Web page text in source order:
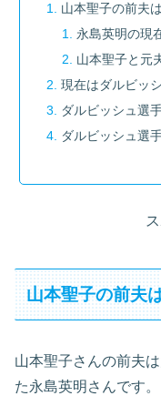
山本聖子の前夫
永島英明の現
山本聖子と元
現在はダルビッ
ダルビッシュ選
ダルビッシュ選
山本聖子の前夫
山本聖子さんの前夫
た永島英明さんです。